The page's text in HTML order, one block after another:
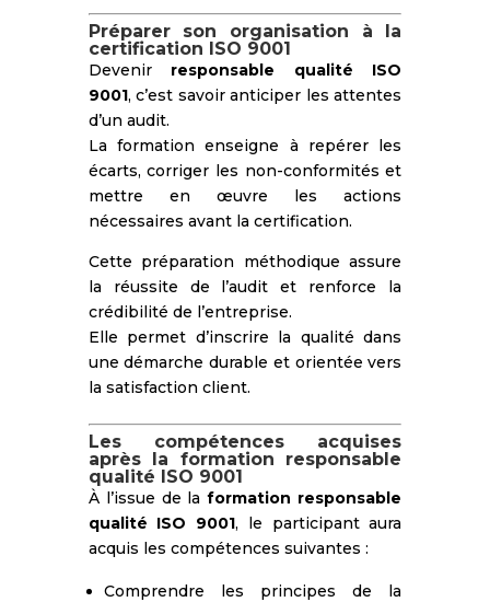
Préparer son organisation à la
certification ISO 9001
Devenir responsable qualité ISO
9001, c’est savoir anticiper les attentes
d’un audit.
La formation enseigne à repérer les
écarts, corriger les non-conformités et
mettre en œuvre les actions
nécessaires avant la certification.
Cette préparation méthodique assure
la réussite de l’audit et renforce la
crédibilité de l’entreprise.
Elle permet d’inscrire la qualité dans
une démarche durable et orientée vers
la satisfaction client.
Les compétences acquises
après la formation responsable
qualité ISO 9001
À l’issue de laformation responsable
qualité ISO 9001, le participant aura
acquis les compétences suivantes :
Comprendre les principes de la